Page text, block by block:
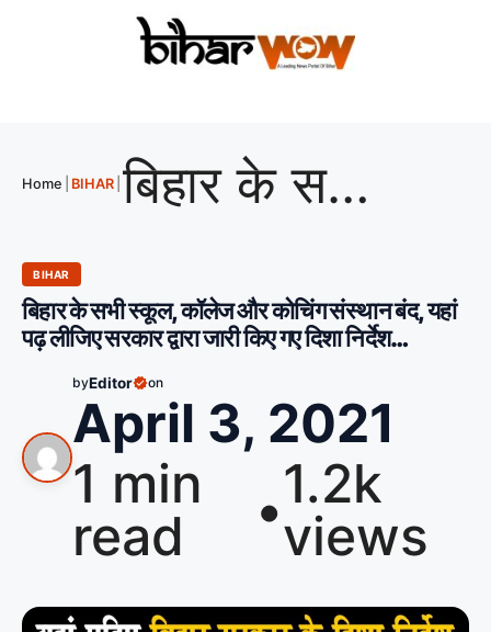
Home BIHAR बिहार के सभी स्कूल, कॉलेज और कोचिंग संस्थान बंद, यहां पढ़ लीजिए सरकार द्वारा जारी किए गए दिशा निर्देश…
BIHAR
बिहार के सभी स्कूल, कॉलेज और कोचिंग संस्थान बंद, यहां
पढ़ लीजिए सरकार द्वारा जारी किए गए दिशा निर्देश…
byEditor on
April 3, 2021
1 min
read
•1.2k
views